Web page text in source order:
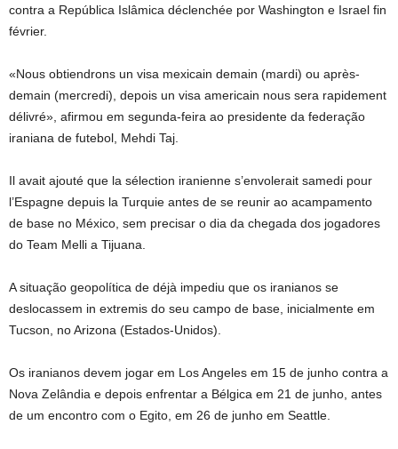
contra a República Islâmica déclenchée por Washington e Israel fin
février.
«Nous obtiendrons un visa mexicain demain (mardi) ou après-
demain (mercredi), depois un visa americain nous sera rapidement
délivré», afirmou em segunda-feira ao presidente da federação
iraniana de futebol, Mehdi Taj.
Il avait ajouté que la sélection iranienne s’envolerait samedi pour
l’Espagne depuis la Turquie antes de se reunir ao acampamento
de base no México, sem precisar o dia da chegada dos jogadores
do Team Melli a Tijuana.
A situação geopolítica de déjà impediu que os iranianos se
deslocassem in extremis do seu campo de base, inicialmente em
Tucson, no Arizona (Estados-Unidos).
Os iranianos devem jogar em Los Angeles em 15 de junho contra a
Nova Zelândia e depois enfrentar a Bélgica em 21 de junho, antes
de um encontro com o Egito, em 26 de junho em Seattle.